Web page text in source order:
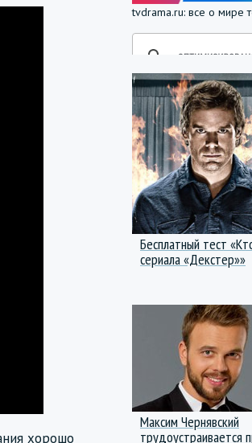
хорошо
tvdrama.ru: все о мире
Бесплатный тест
сериала «Декстер»»
Максим Чернявский
трудоустраивается